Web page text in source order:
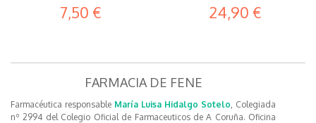
7,50 € 24,90 €
FARMACIA DE FENE
Farmacéutica responsable María Luisa Hidalgo Sotelo , Colegiada
nº 2994 del Colegio Oficial de Farmaceuticos de A Coruña. Oficina